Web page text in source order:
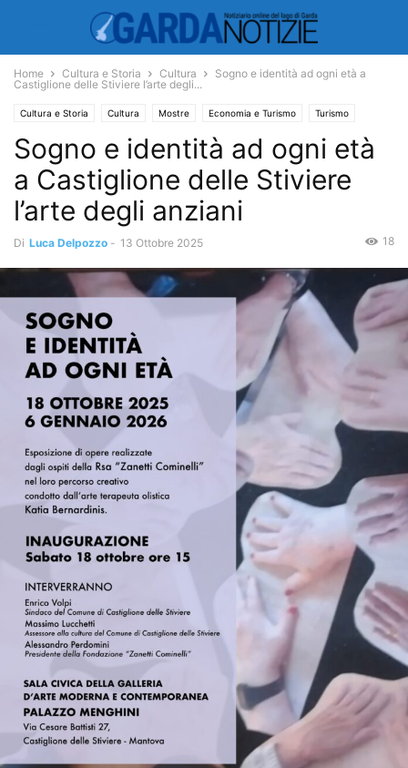
Home Cultura e Storia Cultura
Sogno e identità ad ogni età a
Castiglione delle Stiviere l’arte degli...
Cultura e Storia Cultura Mostre Economia e Turismo Turismo
Sogno e identità ad ogni età
a Castiglione delle Stiviere
l’arte degli anziani
Di Luca Delpozzo - 13 Ottobre 2025 18